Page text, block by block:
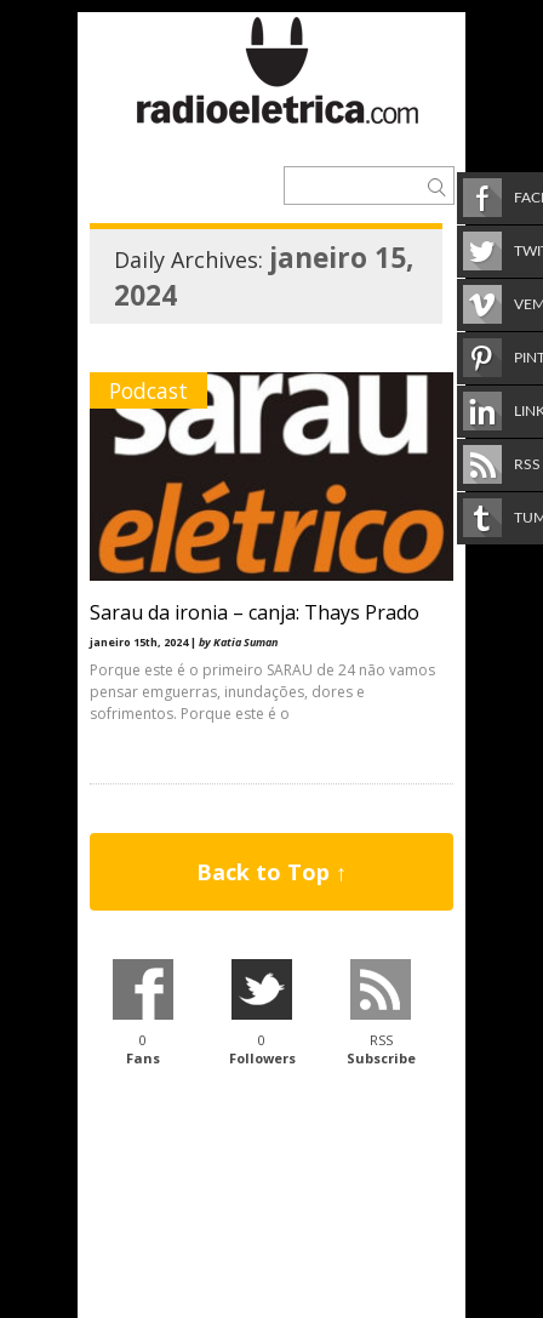
Daily Archives: janeiro 15,
2024
Podcast
Sarau da ironia – canja: Thays Prado
janeiro 15th, 2024 | by Katia Suman
Porque este é o primeiro SARAU de 24 não vamos
pensar emguerras, inundações, dores e
sofrimentos. Porque este é o
Back to Top ↑
0
Fans
0
Followers
RSS
Subscribe
RSS